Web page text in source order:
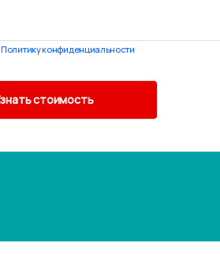
Политику конфиденциальности